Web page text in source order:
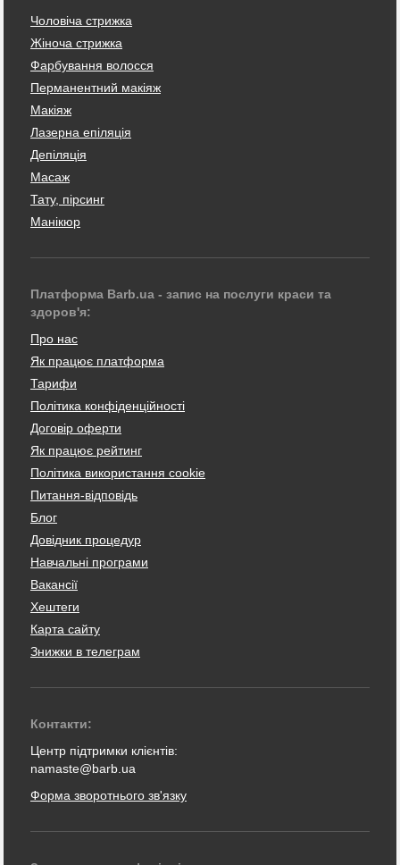
Чоловіча стрижка
Жіноча стрижка
Фарбування волосся
Перманентний макіяж
Макіяж
Лазерна епіляція
Депіляція
Масаж
Тату, пірсинг
Манікюр
Платформа Barb.ua - запис на послуги краси та
здоров'я:
Про нас
Як працює платформа
Тарифи
Політика конфіденційності
Договір оферти
Як працює рейтинг
Політика використання cookie
Питання-відповідь
Блог
Довідник процедур
Навчальні програми
Вакансії
Хештеги
Карта сайту
Знижки в телеграм
Контакти:
Центр підтримки клієнтів:
namaste@barb.ua
Форма зворотнього зв'язку